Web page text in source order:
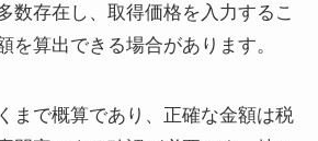
数存在し、取得価格を入力するこ
を算出できる場合があります。
まで概算であり、正確な金額は税